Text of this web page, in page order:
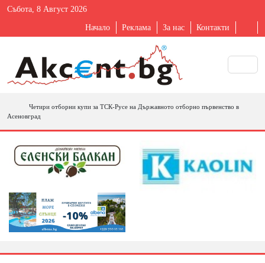
Събота, 8 Август 2026
Начало Реклама За нас Контакти
Четири отборни купи за ТСК-Русе на Държавното отборно първенство в
Асеновград